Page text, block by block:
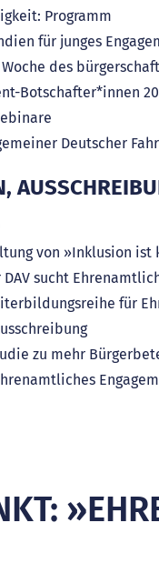
Programm
für junges
des
Botschafter*innen
Deutscher
von »Inklusion ist
sucht
für
zu mehr